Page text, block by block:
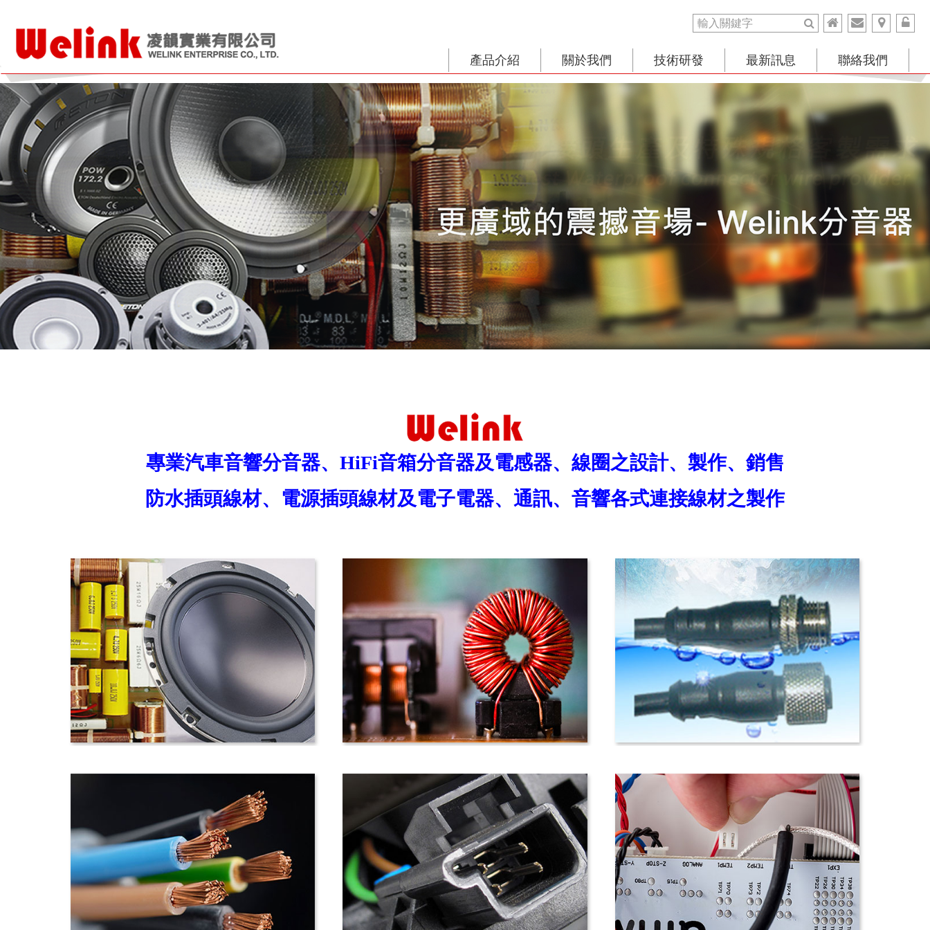
產品介紹 關於我們 技術研發 最新訊息 聯絡我們
專業汽車音響分音器、HiFi音箱分音器及電感器、線圈之設計、製作、銷售
防水插頭線材、電源插頭線材及電子電器、通訊、音響各式連接線材之製作
揚聲器分音器 線圈/ 電感器 防水插頭電纜
電子/電機線材 自動控制線材 電源/信號線插頭